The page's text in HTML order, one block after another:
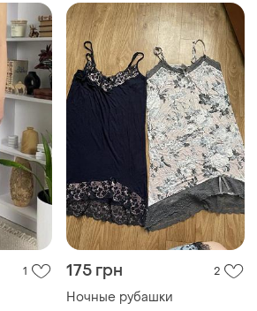
1 175 грн 2
Ночные рубашки